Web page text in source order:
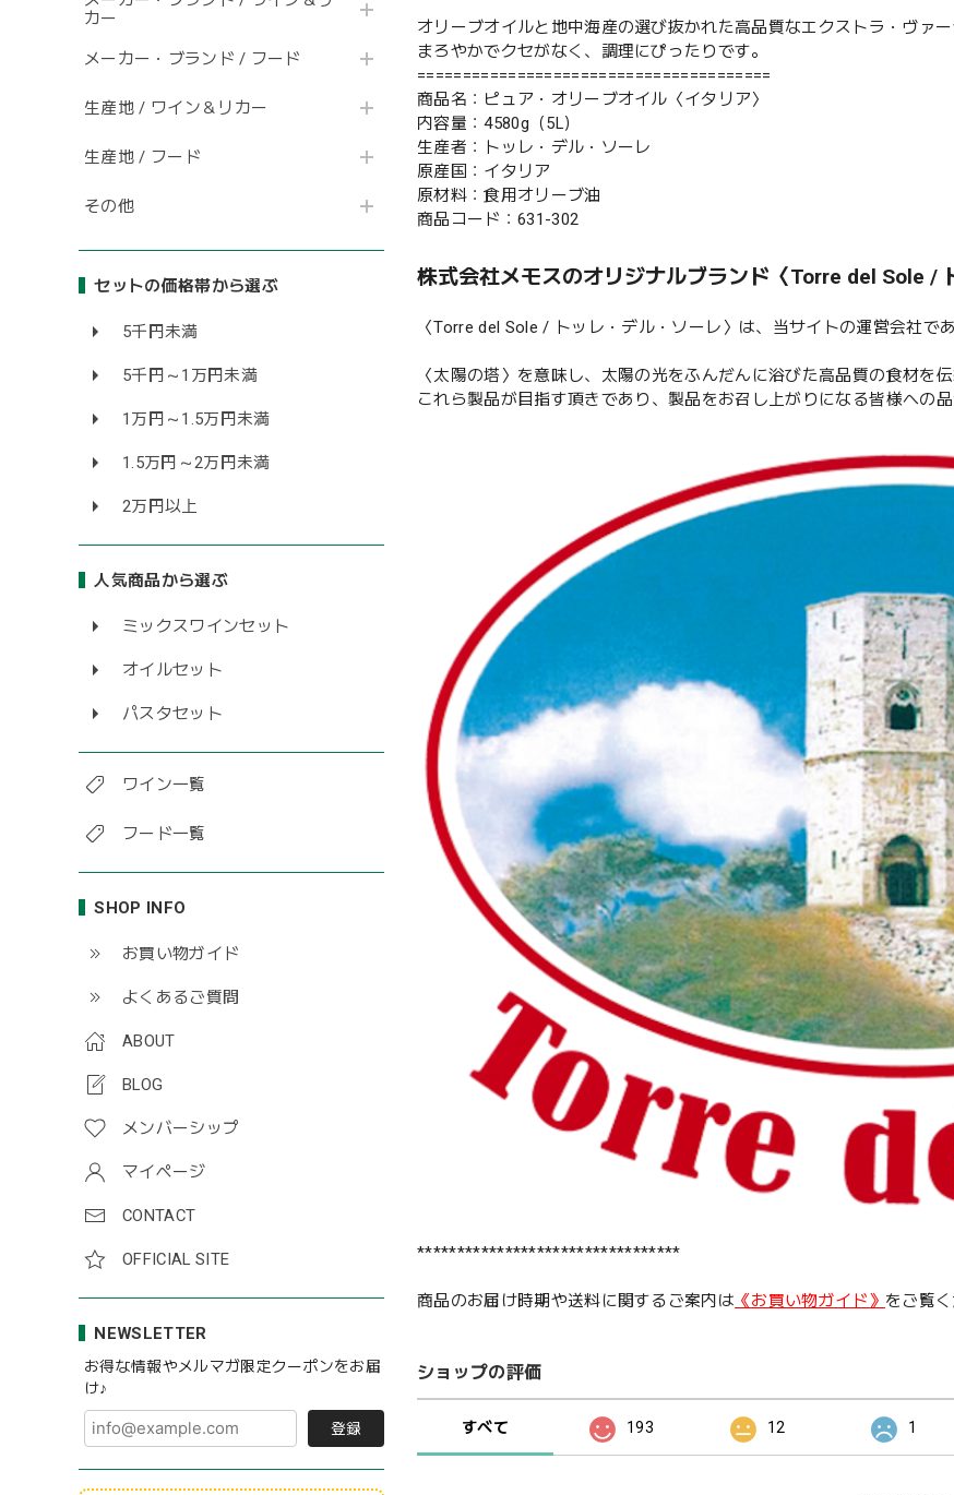
カー
メーカー・ブランド / フード
生産地 / ワイン＆リカー
生産地 / フード
その他
セットの価格帯から選ぶ
5千円未満
5千円～1万円未満
1万円～1.5万円未満
1.5万円～2万円未満
2万円以上
人気商品から選ぶ
ミックスワインセット
オイルセット
パスタセット
ワイン一覧
フード一覧
SHOP INFO
お買い物ガイド
よくあるご質問
ABOUT
BLOG
メンバーシップ
マイページ
CONTACT
OFFICIAL SITE
NEWSLETTER
お得な情報やメルマガ限定クーポンをお届
け♪
登録
オリーブオイルと地中海産の選び抜かれた高品質なエクストラ・ヴァ
まろやかでクセがなく、調理にぴったりです。
=======================================
商品名：ピュア・オリーブオイル〈イタリア〉
内容量：4580g（5L）
生産者：トッレ・デル・ソーレ
原産国：イタリア
原材料：食用オリーブ油
商品コード：631-302
株式会社メモスのオリジナルブランド〈Torre del Sole /
〈Torre del Sole / トッレ・デル・ソーレ〉は、当サイトの運営会社で
〈太陽の塔〉を意味し、太陽の光をふんだんに浴びた高品質の食材を
これら製品が目指す頂きであり、製品をお召し上がりになる皆様への品
*********************************
商品のお届け時期や送料に関するご案内は 《お買い物ガイド》 をご覧く
ショップの評価
すべて 193 12 1